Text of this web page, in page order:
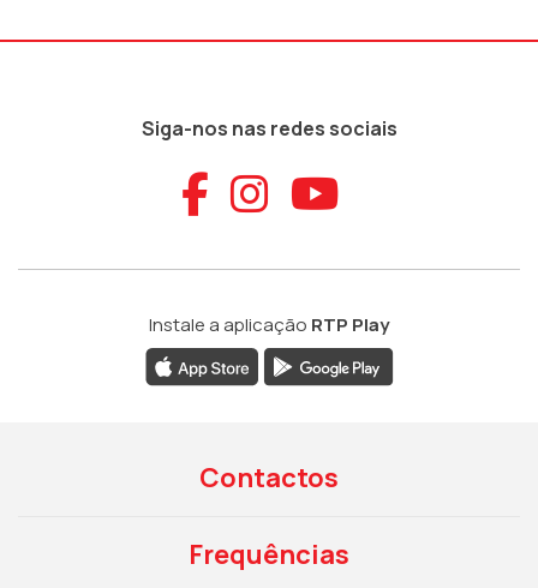
Siga-nos nas redes sociais
Aceder ao
Aceder ao
Aceder
Instale a aplicação RTP Play
Contactos
Frequências